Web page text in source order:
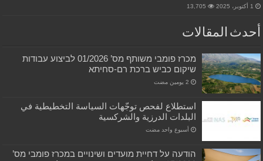
1 أكتوبر، 2025 13,705
أحدث المقالات
מכרז פומבי משותף מס’ 01/2026 לביצוע עבודות
שיקום כביש ברכת רם-סחיתא
استطلاع لفحص توجّهات السياسة التخطيطية في
البلدات الدرزية والشركسية
‏أسبوع واحد مضت
הודעה על דחיית מועדים ושינויים במכרז פומבי מס’